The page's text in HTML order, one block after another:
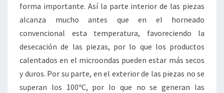
forma importante. Así la parte interior de las piezas
alcanza mucho antes que en el horneado
convencional esta temperatura, favoreciendo la
desecación de las piezas, por lo que los productos
calentados en el microondas pueden estar más secos
y duros. Por su parte, en el exterior de las piezas no se
superan los 100ºC, por lo que no se generan las